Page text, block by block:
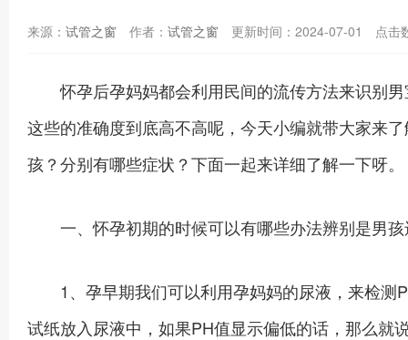
来源： 试管之窗 作者： 试管之窗 更新时间：2024-07-01 点击
怀孕后孕妈妈都会利用民间的流传方法来识别男
这些的准确度到底高不高呢，今天小编就带大家来
孩？分别有哪些症状？下面一起来详细了解一下呀。
一、怀孕初期的时候可以有哪些办法辨别是男孩
1、孕早期我们可以利用孕妈妈的尿液，来检测
试纸放入尿液中，如果PH值显示偏低的话，那么就